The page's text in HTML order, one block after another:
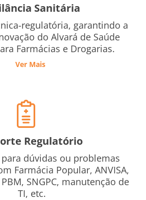
Sanitária
regulatória, garantindo a
do Alvará de Saúde
Farmácias e Drogarias.
Ver Mais
Regulatório
dúvidas ou problemas
Farmácia Popular, ANVISA,
SNGPC, manutenção de
TI, etc.